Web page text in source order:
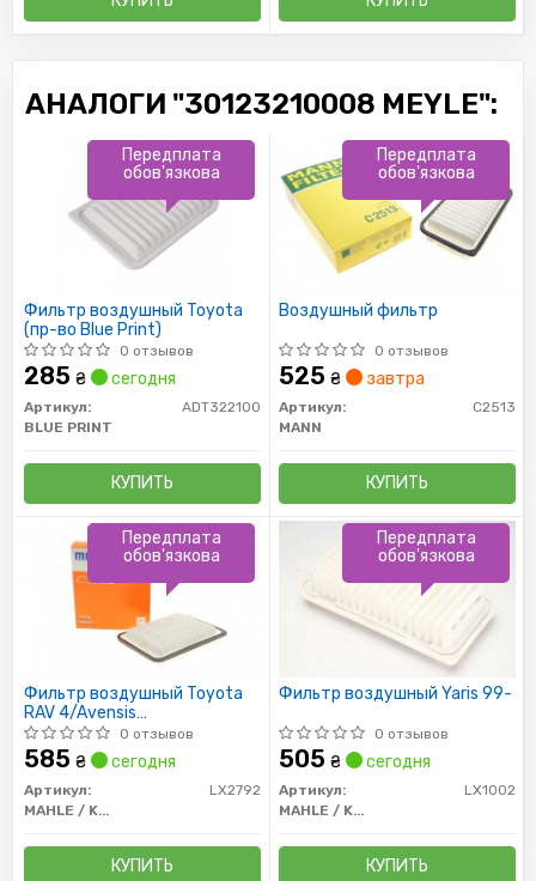
АНАЛОГИ "30123210008 MEYLE":
Фильтр воздушный Toyota
(пр-во Blue Print)
0 отзывов
285 ₴ сегодня
Артикул:
ADT322100
BLUE PRINT
КУПИТЬ
Передплата
обов'язкова
Воздушный фильтр
0 отзывов
525 ₴ завтра
Артикул:
C2513
MANN
КУПИТЬ
Передплата
обов'язкова
Фильтр воздушный Toyota
RAV 4/Avensis
09-/Auris/Corolla 07-
0 отзывов
585 ₴ сегодня
Артикул:
LX2792
MAHLE / KNECHT
КУПИТЬ
Передплата
обов'язкова
Фильтр воздушный Yaris 99-
0 отзывов
505 ₴ сегодня
Артикул:
LX1002
MAHLE / KNECHT
КУПИТЬ
Передплата
обов'язкова